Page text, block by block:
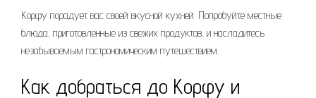
Корфу порадует вас своей вкусной кухней. Попробуйте местные
блюда, приготовленные из свежих продуктов, и насладитесь
незабываемым гастрономическим путешествием.
Как добраться до Корфу и